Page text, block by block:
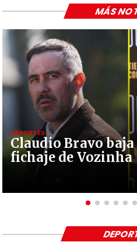
Claudio Bravo
fichaje de Vozinha
DEPORTES
MÁS